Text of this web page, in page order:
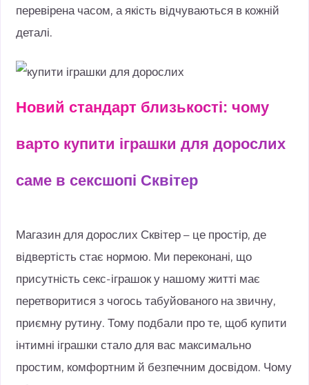
перевірена часом, а якість відчуваються в кожній
деталі.
Новий стандарт близькості: чому
варто купити іграшки для дорослих
саме в сексшопі Сквітер
Магазин для дорослих Сквітер – це простір, де
відвертість стає нормою. Ми переконані, що
присутність секс-іграшок у нашому житті має
перетворитися з чогось табуйованого на звичну,
приємну рутину. Тому подбали про те, щоб купити
інтимні іграшки стало для вас максимально
простим, комфортним й безпечним досвідом. Чому